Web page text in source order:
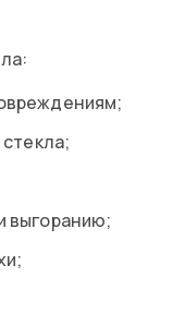
выгоранию;